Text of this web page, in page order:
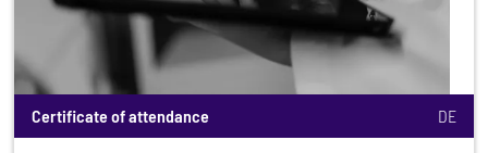
Certificate of attendance DE